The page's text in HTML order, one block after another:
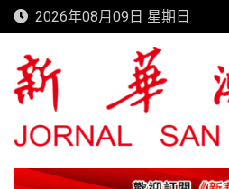
Skip
to
content
2026年08月09日 星期日
新華澳報